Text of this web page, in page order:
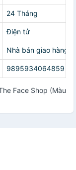
24 Tháng
Điện tử
Nhà bán giao hàng
9895934064859
Face Shop (Màu